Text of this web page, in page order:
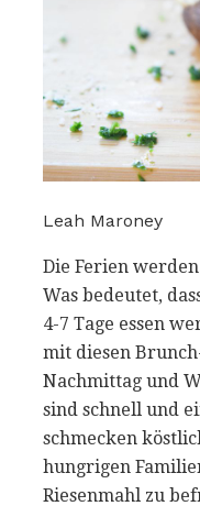
Leah Maroney
Die Ferien
Was bedeutet,
4-7 Tage essen
mit diesen
Nachmittag und
sind schnell und
schmecken
hungrigen
Riesenmahl zu